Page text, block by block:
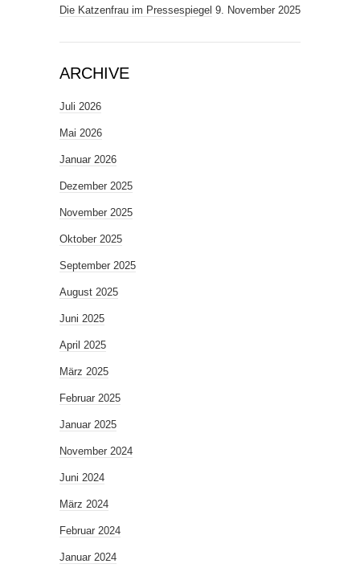
Die Katzenfrau im Pressespiegel 9. November 2025
ARCHIVE
Juli 2026
Mai 2026
Januar 2026
Dezember 2025
November 2025
Oktober 2025
September 2025
August 2025
Juni 2025
April 2025
März 2025
Februar 2025
Januar 2025
November 2024
Juni 2024
März 2024
Februar 2024
Januar 2024